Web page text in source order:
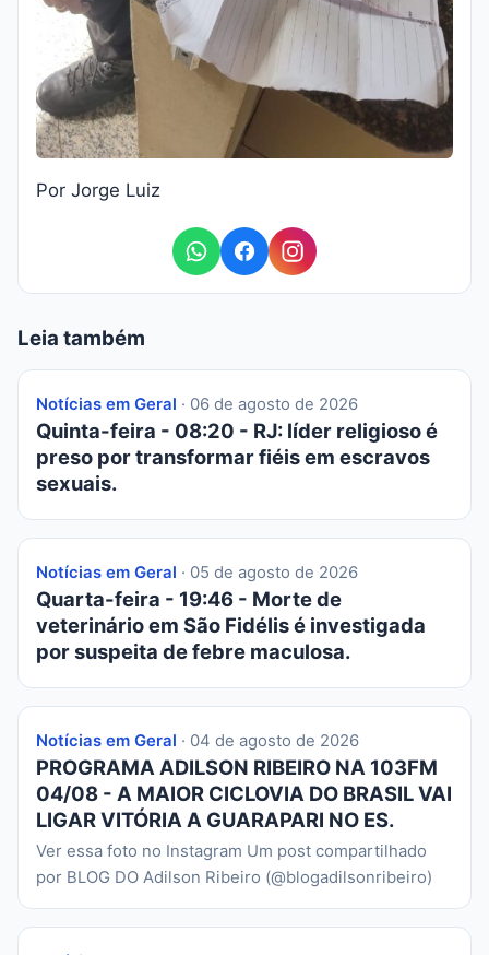
Por Jorge Luiz
Leia também
Notícias em Geral · 06 de agosto de 2026
Quinta-feira - 08:20 - RJ: líder religioso é
preso por transformar fiéis em escravos
sexuais.
Notícias em Geral · 05 de agosto de 2026
Quarta-feira - 19:46 - Morte de
veterinário em São Fidélis é investigada
por suspeita de febre maculosa.
Notícias em Geral · 04 de agosto de 2026
PROGRAMA ADILSON RIBEIRO NA 103FM
04/08 - A MAIOR CICLOVIA DO BRASIL VAI
LIGAR VITÓRIA A GUARAPARI NO ES.
Ver essa foto no Instagram Um post compartilhado
por BLOG DO Adilson Ribeiro (@blogadilsonribeiro)